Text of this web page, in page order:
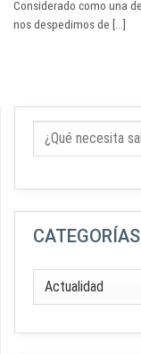
Considerado como una
nos despedimos de [...]
CATEGORÍAS